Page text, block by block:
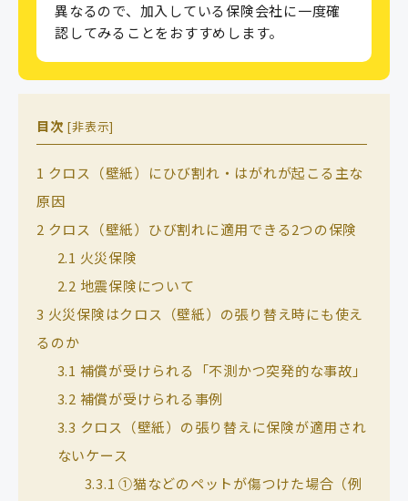
異なるので、加入している保険会社に一度確
認してみることをおすすめします。
目次 [非表示]
1 クロス（壁紙）にひび割れ・はがれが起こる主な
原因
2 クロス（壁紙）ひび割れに適用できる2つの保険
2.1 火災保険
2.2 地震保険について
3 火災保険はクロス（壁紙）の張り替え時にも使え
るのか
3.1 補償が受けられる「不測かつ突発的な事故」
3.2 補償が受けられる事例
3.3 クロス（壁紙）の張り替えに保険が適用され
ないケース
3.3.1 ①猫などのペットが傷つけた場合（例